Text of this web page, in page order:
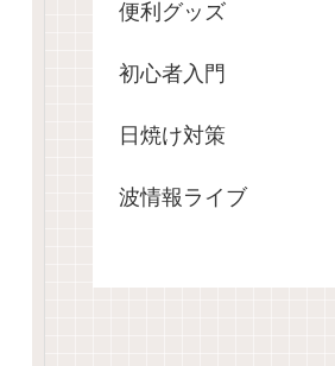
便利グッズ
初心者入門
日焼け対策
波情報ライブ